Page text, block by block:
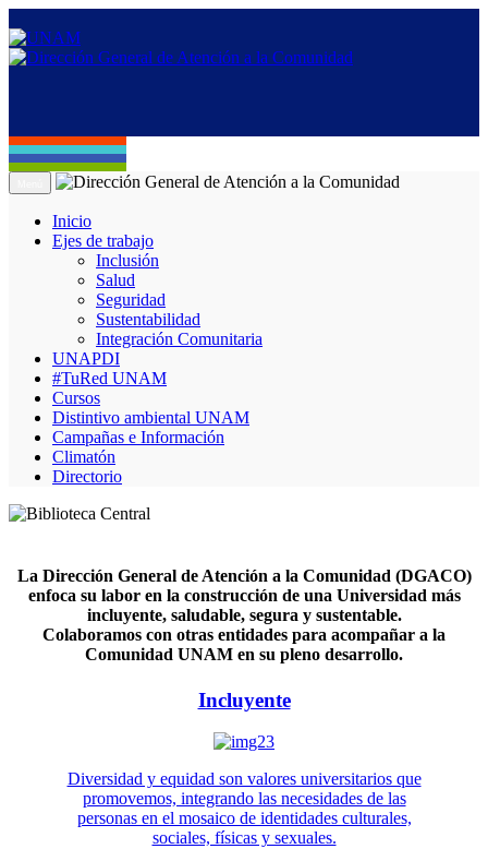
Inicio
Ejes de trabajo
Inclusión
Salud
Seguridad
Sustentabilidad
Integración Comunitaria
UNAPDI
#TuRed UNAM
Cursos
Distintivo ambiental UNAM
Campañas e Información
Climatón
Directorio
La Dirección General de Atención a la Comunidad (DGACO)
enfoca su labor en la construcción de una Universidad más
incluyente, saludable, segura y sustentable.
Colaboramos con otras entidades para acompañar a la
Comunidad UNAM en su pleno desarrollo.
Incluyente
Diversidad y equidad son valores universitarios que
promovemos, integrando las necesidades de las
personas en el mosaico de identidades culturales,
sociales, físicas y sexuales.